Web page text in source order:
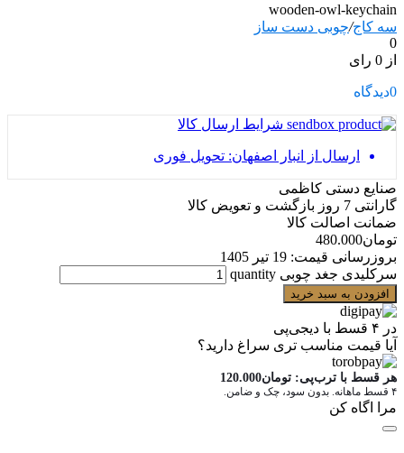
wooden-owl-keychain
سه کاج/چوبی دست ساز
0
از 0 رای
0دیدگاه
شرایط ارسال کالا
ارسال از انبار اصفهان: تحویل فوری
صنایع دستی کاظمی
گارانتی 7 روز بازگشت و تعویض کالا
ضمانت اصالت کالا
تومان480.000
بروزرسانی قیمت: 19 تیر 1405
سرکلیدی جغد چوبی quantity
افزودن به سبد خرید
در ۴ قسط با دیجی‌پی
آیا قیمت مناسب تری سراغ دارید؟
هر قسط با ترب‌پی: تومان120.000
۴ قسط ماهانه. بدون سود، چک و ضامن.
مرا اگاه کن